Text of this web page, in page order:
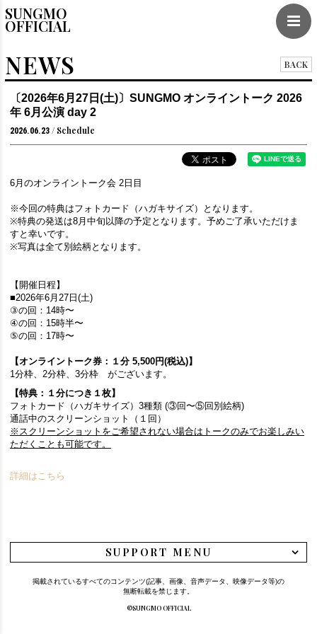
SUNGMO
OFFICIAL
NEWS BACK
〔2026年6月27日(土)〕SUNGMO オンライントーク 2026
年 6月公演 day 2
2026.06.23 Schedule
6月のオンライントーク会 2日目
※今回の特典はフォトカード（ハガキサイズ）となります。
※特典の発送は8月中旬以降の予定となります。予めご了承いただけま
すと幸いです。
※写真は全て別絵柄となります。
【開催日程】
■2026年6月27日(土)
③の回：14時〜
④の回：15時半〜
⑤の回：17時〜
【オンライントーク券：１分 5,500円(税込)】
1分枠、2分枠、3分枠 がございます。
【特典：１分につき１枚】
フォトカード（ハガキサイズ）3種類 (③回〜⑤回別絵柄)
通話中のスクリーンショット（１回）
※スクリーンショットをご希望されない場合はトークのみでお楽しみい
ただくことも可能です。
詳細はこちら
SUPPORT MENU
掲載されているすべてのコンテンツ(記事、画像、音声データ、映像データ等)の
無断転載を禁じます。
©SUNGMO OFFICIAL